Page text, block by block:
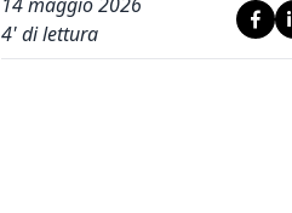
4' di lettura